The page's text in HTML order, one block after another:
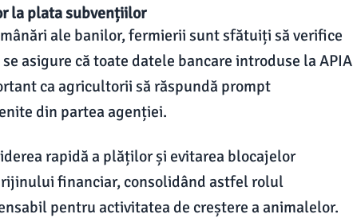
la plata subvențiilor
ale banilor, fermierii sunt sfătuiți să verifice
asigure că toate datele bancare introduse la APIA
ca agricultorii să răspundă prompt
din partea agenției.
rapidă a plăților și evitarea blocajelor
financiar, consolidând astfel rolul
pentru activitatea de creștere a animalelor.